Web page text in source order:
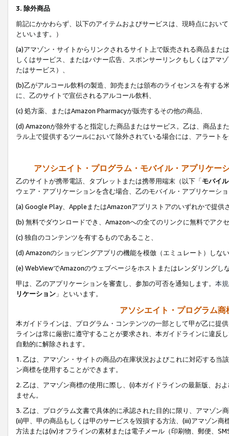
3. 除外商品
前記にかかわらず、以下のアイテムおよびサービスは、現時点におい
といいます。）
(a)アマゾン・サイトからリンクされるサイト上で販売される商品ま
しくはサービス、またはバナー広告、スポンサーリンクもしくはアマ
たはサービス）、
(b)乙がアルコール飲料の製造、卸売または頒布のライセンスを有す
に、乙のサイトで宣伝されるアルコール飲料、
(c) 処方薬、またはAmazon Pharmacyが販売するその他の商品、
(d) Amazonが除外すると指定した商品またはサービス。乙は、商品ま
ラル上で提供するツールにおいて除外されている場合には、アラート
アソシエイト・プログラム・モバイル・アプリケー
乙のサイトが携帯電話、タブレットまたは携帯用端末（以下「モバイ
ウェア・アプリケーションを含む場合、乙のモバイル・アプリケーシ
(a) Google Play、AppleまたはAmazonアプリストアのいずれかで提供
(b) 無料でダウンロードでき、Amazonへの全てのリンクに無料でアク
(c) 独自のコンテンツを有するものであること、
(d) Amazonのショッピングアプリの機能を模倣（エミュレート）しな
(e) WebViewでAmazonのウェブページをホストまたはレンダリングし
甲は、乙のアプリケーションを審査し、参加の可否を通知します。 本
リケーション 」といいます。
アソシエイト・プログラム
本ガイドラインは、プログラム・コンテンツの一部として甲が乙に提
ラインは常に厳密に遵守することが要求され、本ガイドラインに違反
自動的に解除されます。
1. 乙は、アマゾン・サイトの商品の在庫状況およびこれに対応する
ン商標を使用することができます。
2. 乙は、アマゾン商標の使用に際し、(i)本ガイドラインの最新版、お
ません。
3. 乙は、プログラム文書で具体的に承認された目的に限り、アマゾン
(ii)甲、甲の商品もしくは甲のサービスを毀損する方法、(iii)アマゾン
方法または(iv)オフラインの素材または電子メール（印刷物、郵便、